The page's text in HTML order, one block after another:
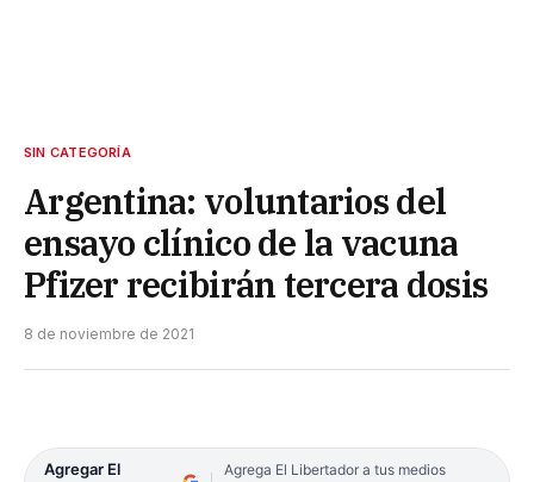
SIN CATEGORÍA
Argentina: voluntarios del
ensayo clínico de la vacuna
Pfizer recibirán tercera dosis
8 de noviembre de 2021
Agregar El
Agrega El Libertador a tus medios